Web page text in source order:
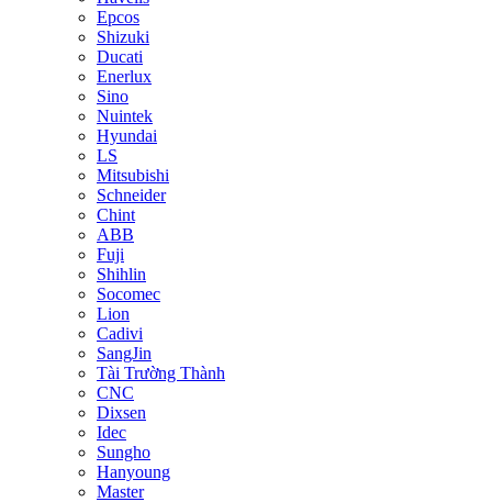
Epcos
Shizuki
Ducati
Enerlux
Sino
Nuintek
Hyundai
LS
Mitsubishi
Schneider
Chint
ABB
Fuji
Shihlin
Socomec
Lion
Cadivi
SangJin
Tài Trường Thành
CNC
Dixsen
Idec
Sungho
Hanyoung
Master